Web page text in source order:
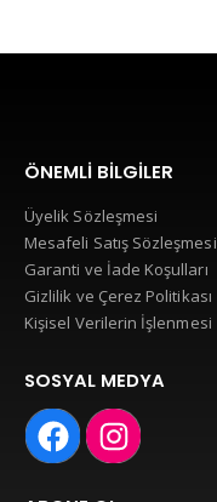
ÖNEMLI BILGILER
Üyelik Sözleşmesi
Mesafeli Satış Sözleşmesi
Garanti ve İade Koşulları
Gizlilik ve Çerez Politikası
Kişisel Verilerin İşlenmesi
SOSYAL MEDYA